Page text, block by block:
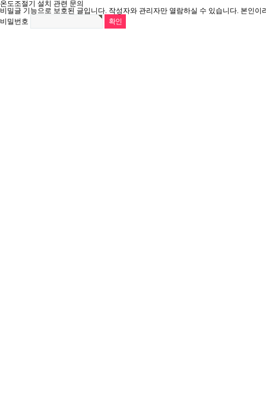
온도조절기 설치 관련 문의
비밀글 기능으로 보호된 글입니다. 작성자와 관리자만 열람하실 수 있습니다. 본인이
비밀번호